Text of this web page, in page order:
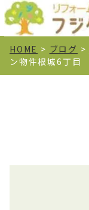
HOME > ブログ >
ン物件根城6丁目